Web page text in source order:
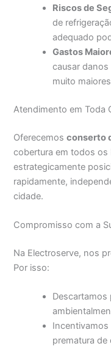
Riscos de
de
adequado
Gastos
causar
muito
Atendimento em Toda
Oferecemosconserto
cobertura em todos os
estrategicamente
rapidamente,
cidade.
Compromisso com a
Na Electroserve, nos
Por isso:
Descartamos
prematura de